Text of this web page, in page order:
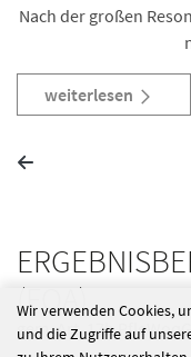
Nach der großen
weiterlesen
(FQA)
gem. Art. 17b PfleWoqG
Wir verwenden Cookies,
und die Zugriffe auf